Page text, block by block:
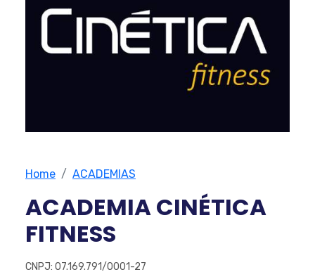
Home ACADEMIAS
ACADEMIA CINÉTICA
FITNESS
CNPJ: 07.169.791/0001-27